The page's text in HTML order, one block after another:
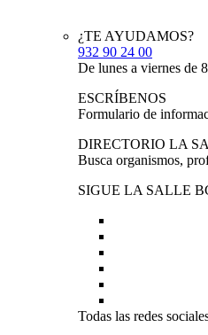
¿TE AYUDAMOS?
932 90 24 00
De lunes a viernes de
ESCRÍBENOS
Formulario de
DIRECTORIO LA
Busca organismos,
SIGUE LA SALLE
Todas las redes